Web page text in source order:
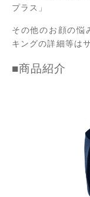
プラス」
その他のお顔の悩
キングの詳細等は
■商品紹介